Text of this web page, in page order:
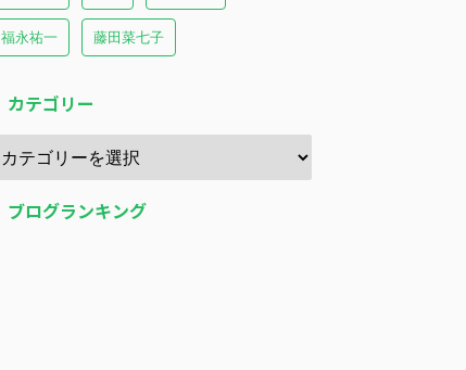
福永祐一 藤田菜七子
カテゴリー
ブログランキング